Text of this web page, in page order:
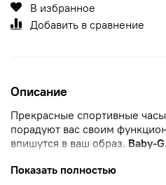
В избранное
Добавить в сравнение
Описание
Прекрасные спортивные
порадуют вас своим
впишутся в ваш образ. Baby-
Флуоресцентное напыление
Показать полностью